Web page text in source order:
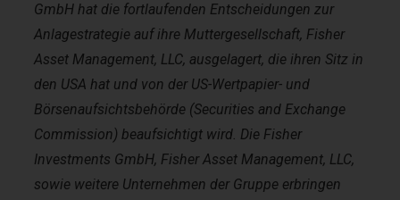
GmbH hat die fortlaufenden Entscheidungen zur
Anlagestrategie auf ihre Muttergesellschaft, Fisher
Asset Management, LLC, ausgelagert, die ihren Sitz in
den USA hat und von der US-Wertpapier- und
Börsenaufsichtsbehörde (Securities and Exchange
Commission) beaufsichtigt wird. Die Fisher
Investments GmbH, Fisher Asset Management, LLC,
sowie weitere Unternehmen der Gruppe erbringen